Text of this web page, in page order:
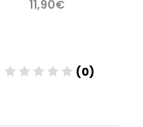
11,90€
(0)